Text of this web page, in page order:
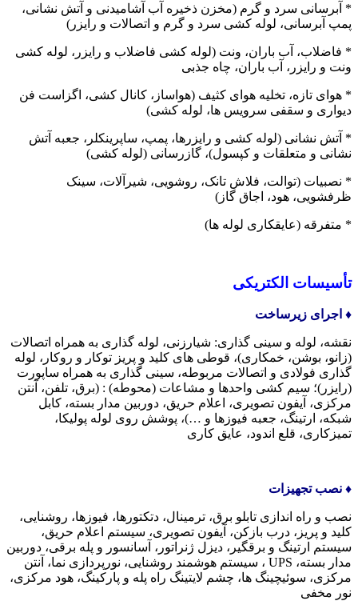
* آبرسانی سرد و گرم (مخزن ذخیره آب آشامیدنی و آتش نشانی،
پمپ آبرسانی، لوله کشی سرد و گرم و اتصالات و رایزر)
* فاضلاب، آب باران، ونت (لوله کشی فاضلاب و رایزر، لوله کشی
ونت و رایزر، آب باران، چاه جذبی
* هوای تازه، تخلیه هوای کثیف (هواساز، کانال کشی، اگزاست فن
دیواری و سقفی سرویس ها، لوله کشی)
* آتش نشانی (لوله کشی و رایزرها، پمپ، ساپرینکلر، جعبه آتش
نشانی و متعلقات و کپسول)، گازرسانی (لوله کشی)
* نصبیات (توالت، فلاش تانک، روشویی، شیرآلات، سینک
ظرفشویی، هود، اجاق گاز)
* متفرقه (عایقکاری لوله ها)
تأسیسات الکتریکی
♦️ اجرای زیرساخت
نقشه، لوله و سینی گذاری: شیارزنی، لوله گذاری به همراه اتصالات
(زانو، بوشن، خمکاری)، قوطی های کلید و پریز توکار و روکار، لوله
گذاری فولادی و اتصالات مربوطه، سینی گذاری به همراه ساپورت
(رایزر)؛ سیم کشی واحدها و مشاعات (محوطه) : (برق، تلفن، آنتن
مرکزی، آیفون تصویری، اعلام حریق، دوربین مدار بسته، کابل
شبکه، ارتینگ، جعبه فیوزها و …)، پوشش روی لوله پولیکا،
تمیزکاری، قلع اندود، عایق کاری
♦️ نصب تجهیزات
نصب و راه اندازی تابلو برق، ترمینال، دتکتورها، فیوزها، روشنایی،
کلید و پریز، درب بازکن، آیفون تصویری، سیستم اعلام حریق،
سیستم ارتینگ و برقگیر، دیزل ژنراتور، آسانسور و پله برقی، دوربین
مدار بسته، UPS ، سیستم هوشمند روشنایی، نورپردازی نما، آنتن
مرکزی، سوئیچینگ ها، چشم لایتینگ راه پله و پارکینگ، هود مرکزی،
نور مخفی